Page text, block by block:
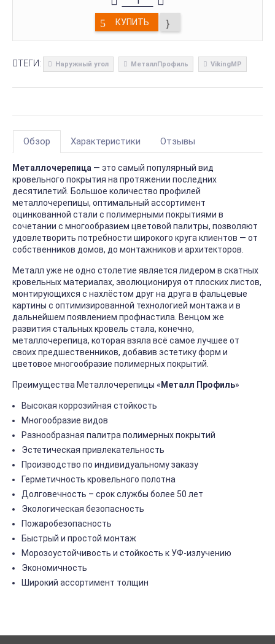
КУПИТЬ
ТЕГИ: Наружный угол МеталлПрофиль VikingMP
Обзор Характеристики Отзывы
Металлочерепица — это самый популярный вид
кровельного покрытия на протяжении последних
десятилетий. Большое количество профилей
металлочерепицы, оптимальный ассортимент
оцинкованной стали с полимерными покрытиями в
сочетании с многообразием цветовой палитры, позволяют
удовлетворить потребности широкого круга клиентов — от
собственников домов, до монтажников и архитекторов.
Металл уже не одно столетие является лидером в скатных
кровельных материалах, эволюционируя от плоских листов,
монтирующихся с нахлёстом друг на друга в фальцевые
картины с оптимизированной технологией монтажа и в
дальнейшем появлением профнастила. Венцом же
развития стальных кровель стала, конечно,
металлочерепица, которая взяла всё самое лучшее от
своих предшественников, добавив эстетику форм и
цветовое многообразие полимерных покрытий.
Преимущества Металлочерепицы « Металл Профиль»
Высокая коррозийная стойкость
Многообразие видов
Разнообразная палитра полимерных покрытий
Эстетическая привлекательность
Производство по индивидуальному заказу
Герметичность кровельного полотна
Долговечность – срок службы более 50 лет
Экологическая безопасность
Пожаробезопасность
Быстрый и простой монтаж
Морозоустойчивость и стойкость к УФ-излучению
Экономичность
Широкий ассортимент толщин